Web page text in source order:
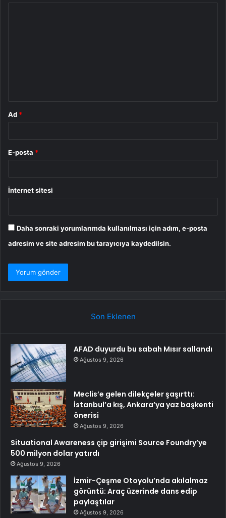
Ad *
E-posta *
İnternet sitesi
Daha sonraki yorumlarımda kullanılması için adım, e-posta
adresim ve site adresim bu tarayıcıya kaydedilsin.
Son Eklenen
AFAD duyurdu bu sabah Mısır sallandı
Ağustos 9, 2026
Meclis’e gelen dilekçeler şaşırttı:
İstanbul’a kış, Ankara’ya yaz başkenti
önerisi
Ağustos 9, 2026
Situational Awareness çip girişimi Source Foundry’ye
500 milyon dolar yatırdı
Ağustos 9, 2026
İzmir-Çeşme Otoyolu’nda akılalmaz
görüntü: Araç üzerinde dans edip
paylaştılar
Ağustos 9, 2026